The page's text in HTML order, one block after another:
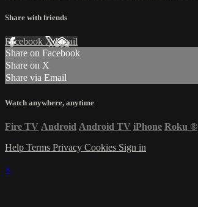
Share with friends
Facebook XEmail
Share on Facebook
Share on X
Share via Email
Watch anywhere, anytime
Fire TV Android Android TV iPhone Roku ®
Help Terms Privacy Cookies Sign in
×